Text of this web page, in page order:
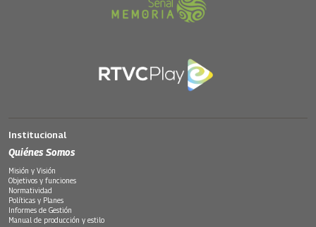
Institucional
Quiénes Somos
Misión y Visión
Objetivos y funciones
Normatividad
Políticas y Planes
Informes de Gestión
Manual de producción y estilo